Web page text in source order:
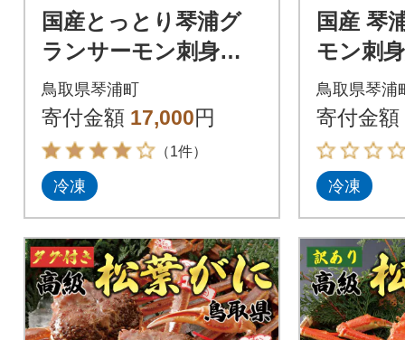
国産とっとり琴浦グ
ランサーモン刺身用5
00g いくら付 訳あり
小分け個包装で便利・
薬剤未使用で安心
鳥取県琴浦町
寄付金額 17,000円
（1件）
冷凍
国産 琴
モン刺
00g 無
訳あり
鳥取県琴浦
寄付金額
冷凍